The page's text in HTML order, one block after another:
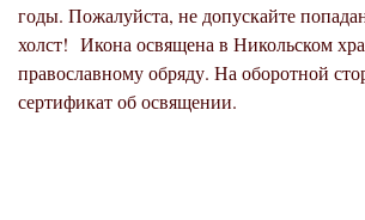
годы. Пожалуйста, не допускайте
холст! Икона освящена в Никольском
православному обряду. На оборотной
сертификат об освящении.